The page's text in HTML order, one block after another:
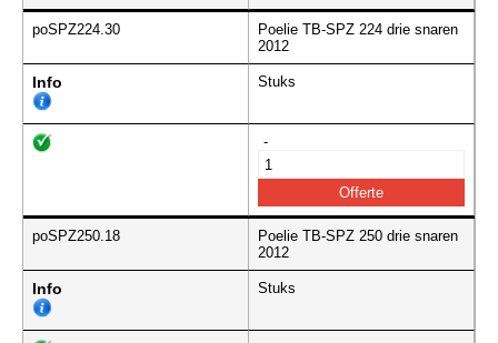
poSPZ224.30
Poelie TB-SPZ 224 drie snaren
2012
Info Stuks
-
poSPZ250.18
Poelie TB-SPZ 250 drie snaren
2012
Info Stuks